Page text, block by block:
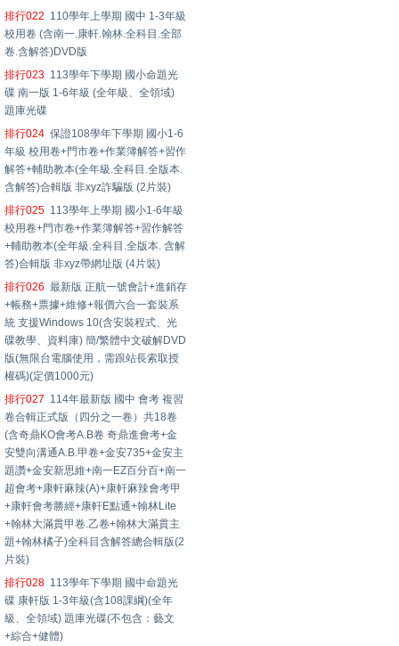
排行022 110學年上學期 國中 1-3年級
校用卷 (含南一.康軒.翰林.全科目.全部
卷.含解答)DVD版
排行023 113學年下學期 國小命題光
碟 南一版 1-6年級 (全年級、全領域)
題庫光碟
排行024 保證108學年下學期 國小1-6
年級 校用卷+門市卷+作業簿解答+習作
解答+輔助教本(全年級.全科目.全版本.
含解答)合輯版 非xyz詐騙版 (2片裝)
排行025 113學年上學期 國小1-6年級
校用卷+門市卷+作業簿解答+習作解答
+輔助教本(全年級.全科目.全版本. 含解
答)合輯版 非xyz帶網址版 (4片裝)
排行026 最新版 正航一號會計+進銷存
+帳務+票據+維修+報價六合一套裝系
統 支援Windows 10(含安裝程式、光
碟教學、資料庫) 簡/繁體中文破解DVD
版(無限台電腦使用，需跟站長索取授
權碼)(定價1000元)
排行027 114年最新版 國中 會考 複習
卷合輯正式版（四分之一卷）共18卷
(含奇鼎KO會考A.B卷 奇鼎進會考+金
安雙向溝通A.B.甲卷+金安735+金安主
題讚+金安新思維+南一EZ百分百+南一
超會考+康軒麻辣(A)+康軒麻辣會考甲
+康軒會考勝經+康軒E點通+翰林Lite
+翰林大滿貫甲卷.乙卷+翰林大滿貫主
題+翰林橘子)全科目含解答總合輯版(2
片裝)
排行028 113學年下學期 國中命題光
碟 康軒版 1-3年級(含108課綱)(全年
級、全領域) 題庫光碟(不包含：藝文
+綜合+健體)